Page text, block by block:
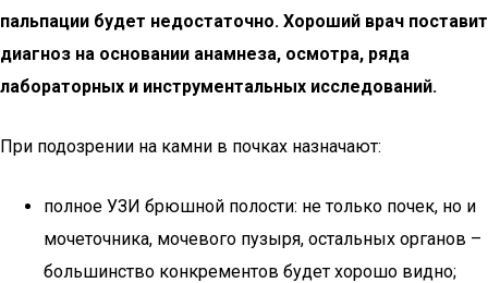
пальпации будет недостаточно. Хороший врач поставит
диагноз на основании анамнеза, осмотра, ряда
лабораторных и инструментальных исследований.
При подозрении на камни в почках назначают:
полное УЗИ брюшной полости: не только почек, но и
мочеточника, мочевого пузыря, остальных органов –
большинство конкрементов будет хорошо видно;